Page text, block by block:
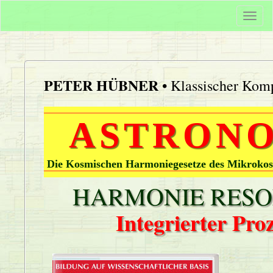
PETER HÜBNER• Klassischer
Die Kosmischen Harmoniegesetze des
HARMONIE
Integrierter